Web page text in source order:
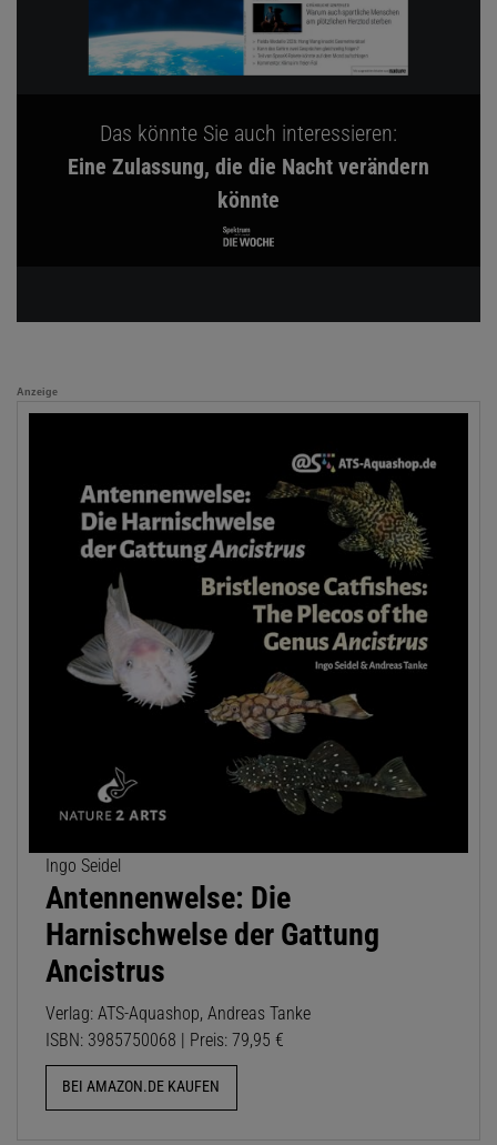
Das könnte Sie auch interessieren:
Eine Zulassung, die die Nacht verändern
könnte
Anzeige
Ingo Seidel
Antennenwelse: Die
Harnischwelse der Gattung
Ancistrus
Verlag: ATS-Aquashop, Andreas Tanke
ISBN: 3985750068 | Preis: 79,95 €
BEI AMAZON.DE KAUFEN